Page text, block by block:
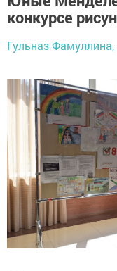
конкурсе
Гульназ Фамуллина,